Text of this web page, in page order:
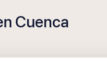
Cuenca